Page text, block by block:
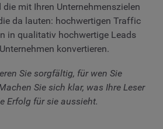
mit Ihren Unternehmenszielen
da lauten: hochwertigen Traffic
in qualitativ hochwertige Leads
konvertieren.
Sie sorgfältig, für wen Sie
Sie sich klar, was Ihre Leser
Erfolg für sie aussieht.